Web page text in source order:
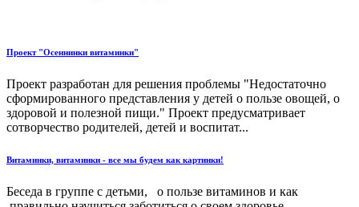
Проект "Осеннинки витаминки"
Проект разработан для решения проблемы "Недостаточно
сформированного представления у детей о пользе овощей, о
здоровой и полезной пищи." Проект предусматривает
сотворчество родителей, детей и воспитат...
Витаминки, витаминки - все мы будем как картинки!
Беседа в группе с детьми, о пользе витаминов и как